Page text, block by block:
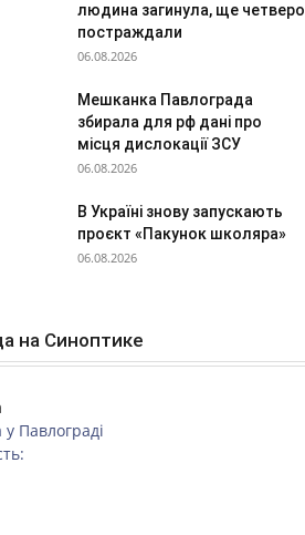
людина загинула, ще четверо
постраждали
06.08.2026
Мешканка Павлограда
збирала для рф дані про
місця дислокації ЗСУ
06.08.2026
В Україні знову запускають
проєкт «Пакунок школяра»
06.08.2026
на Синоптике
у Павлограді